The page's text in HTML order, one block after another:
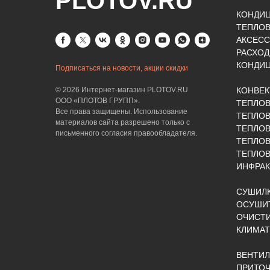
Подписаться на новости, акции скидки
© 2026 Интернет-магазин PLOTOV.RU
ООО «ПЛОТОВ ГРУПП».
Все права защищены. Использование
материалов сайта разрешено только с
письменного согласия правообладателя.